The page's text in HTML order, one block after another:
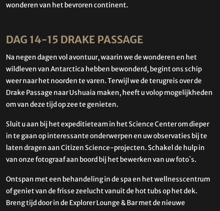
wonderen van het bevroren continent.
DAG 14-15 DRAKE PASSAGE
Na negen dagen vol avontuur, waarin we de wonderen en het
wildleven van Antarctica hebben bewonderd, begint ons schip
weer naar het noorden te varen. Terwijl we de terugreis over de
Drake Passage naar Ushuaia maken, heeft u volop mogelijkheden
om van deze tijd op zee te genieten.
Sluit u aan bij het expeditieteam in het Science Center om dieper
in te gaan op interessante onderwerpen en uw observaties bij te
laten dragen aan Citizen Science-projecten. Schakel de hulp in
van onze fotograaf aan boord bij het bewerken van uw foto`s.
Ontspan met een behandeling in de spa en het wellnesscentrum
of geniet van de frisse zeelucht vanuit de hot tubs op het dek.
Breng tijd door in de Explorer Lounge & Bar met de nieuwe